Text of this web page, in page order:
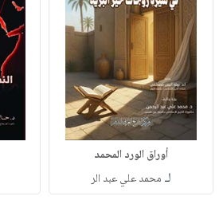
أوراق الورد المحمد
لـ محمد علي عبد الر